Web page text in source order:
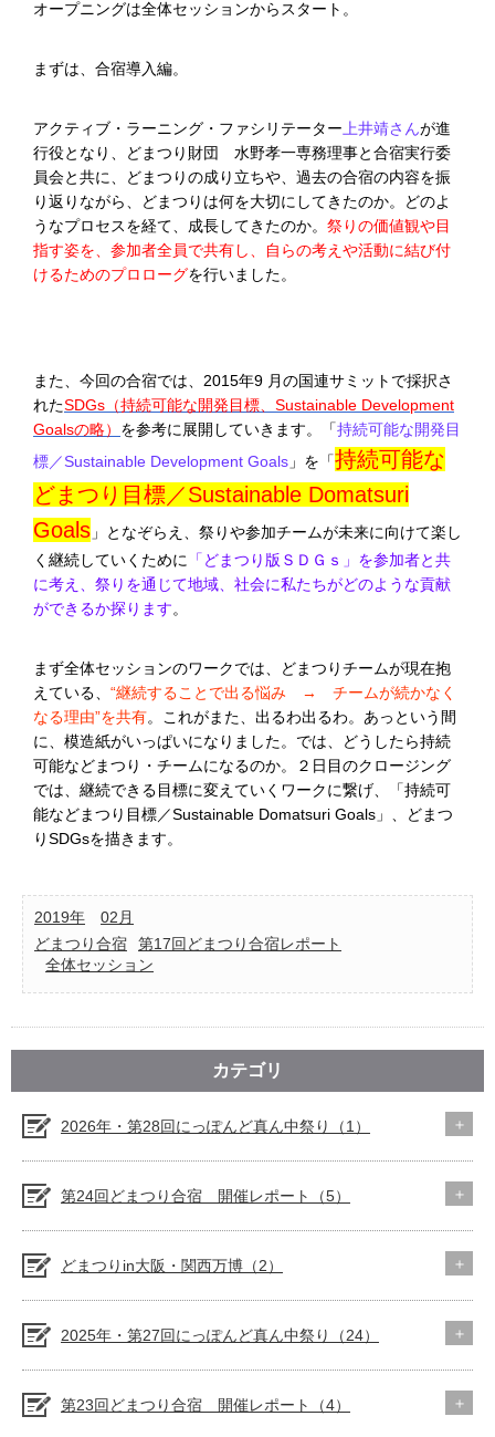
オープニングは全体セッションからスタート。
まずは、合宿導入編。
アクティブ・ラーニング・ファシリテーター上井靖さんが進
行役となり、どまつり財団 水野孝一専務理事と合宿実行委
員会と共に、どまつりの成り立ちや、過去の合宿の内容を振
り返りながら、どまつりは何を大切にしてきたのか。どのよ
うなプロセスを経て、成長してきたのか。 祭りの価値観や目
指す姿を、参加者全員で共有し、自らの考えや活動に結び付
けるためのプロローグを行いました。
また、今回の合宿では、2015年9 月の国連サミットで採択さ
れたSDGs（持続可能な開発目標、Sustainable Development
Goalsの略） を参考に展開していきます。「持続可能な開発目
標／Sustainable Development Goals 」を「持続可能な
どまつり目標／Sustainable Domatsuri
Goals 」となぞらえ、祭りや参加チームが未来に向けて楽し
く継続していくために 「どまつり版ＳＤＧｓ」を参加者と共
に考え、祭りを通じて地域、社会に私たちがどのような貢献
ができるか探ります。
まず全体セッションのワークでは、どまつりチームが現在抱
えている、 “継続することで出る悩み → チームが続かなく
なる理由”を共有。これがまた、出るわ出るわ。あっという間
に、模造紙がいっぱいになりました。では、どうしたら持続
可能などまつり・チームになるのか。２日目のクロージング
では、継続できる目標に変えていくワークに繋げ、「持続可
能などまつり目標／Sustainable Domatsuri Goals」、どまつ
りSDGsを描きます。
2019年
02月
どまつり合宿
第17回どまつり合宿レポート
全体セッション
カテゴリ
2026年・第28回にっぽんど真ん中祭り（1）
第24回どまつり合宿 開催レポート（5）
どまつりin大阪・関西万博（2）
2025年・第27回にっぽんど真ん中祭り（24）
第23回どまつり合宿 開催レポート（4）